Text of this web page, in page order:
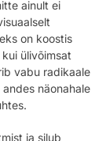
ainult ei
on koostis
ülivõimsat
vabu radikaale
näonahale
ja silub